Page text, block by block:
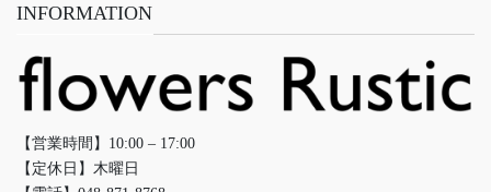
INFORMATION
【営業時間】10:00 – 17:00
【定休日】木曜日